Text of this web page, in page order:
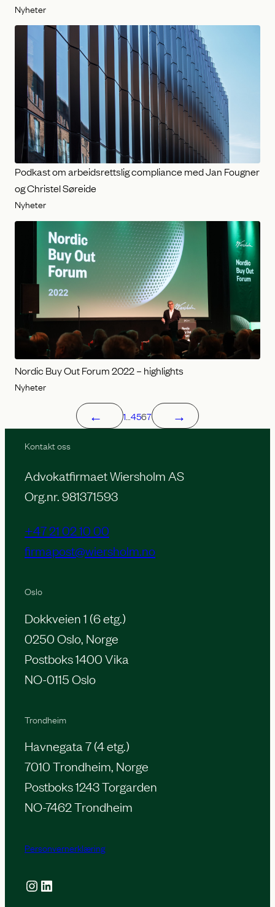
Nyheter
Podkast om arbeidsrettslig compliance med Jan Fougner
og Christel Søreide
Nyheter
Nordic Buy Out Forum 2022 – highlights
Nyheter
← 1 4567 →
Kontakt oss
Advokatfirmaet Wiersholm AS
Org.nr. 981371593
+47 21 02 10 00
firmapost@wiersholm.no
Oslo
Dokkveien 1 (6 etg.)
0250 Oslo, Norge
Postboks 1400 Vika
NO-0115 Oslo
Trondheim
Havnegata 7 (4 etg.)
7010 Trondheim, Norge
Postboks 1243 Torgarden
NO-7462 Trondheim
Personvernerklæring
Instagram LinkedIn